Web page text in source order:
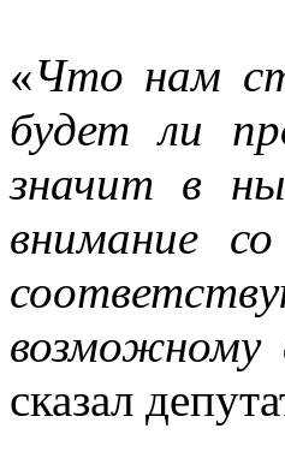
«Что нам
будет ли
значит в
внимание
возможному
сказал